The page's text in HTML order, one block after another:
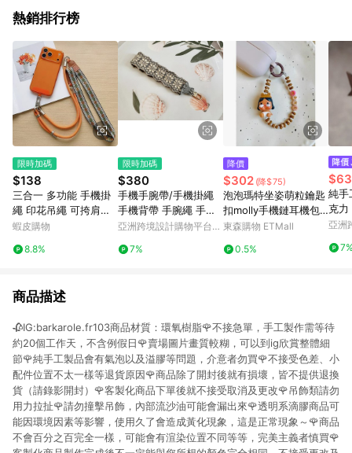
熱銷排行榜
限時加碼
$138
三合一 多功能 手機掛
繩 印花吊繩 可挎肩繩
可手繩 可掛鑰匙 防丟
蝦皮購物
8.8%
限時加碼
$380
手機手腕帶/手機掛繩
手機背帶 手腕繩 手機
繩 背繩 吊飾 吊繩
亞洲跨境設計購物平台
7%
降價
$302 (降$75)
泡泡瑪特坐姿萌粒鑰匙
扣molly手機鏈耳機包
包汽車掛件可愛小禮物
東森購物 ETMall
0.5%
純手
克力
k
亞洲
商品描述
🥀IG:barkarole.fr103商品材質：環氧樹脂🌹不接急單，手工製作需等待
約20個工作天，不含例假日🌹賣場圖片畫質較糊，可以到ig欣賞整體細
節🌹純手工製品會有氣泡以及溢膠等問題，介意者勿買🌹不接受色差、小
配件位置不太一樣等退貨原因🌹商品除了開封後就有損壞，皆不提供退換
貨（請錄影開封）🌹客製化商品下單後就不接受取消及更改🌹吊飾類請勿
用力拉扯🌹請勿撞擊吊飾，內部流沙油可能會漏出來🌹透明系滴膠商品可
能因環境因素等影響，使用久了會造成黃化現象，這是正常現象～🌹商品
不會百分之百完全一樣，可能會有渲染位置不同等等，完美主義者慎買🌹